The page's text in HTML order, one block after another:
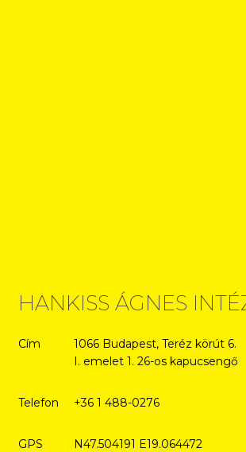
HANKISS ÁGNES
Cím
1066 Budapest, Teréz körút 6.
I. emelet 1. 26-os kapucsengő
Telefon +36 1 488-0276
GPS N47.504191 E19.064472